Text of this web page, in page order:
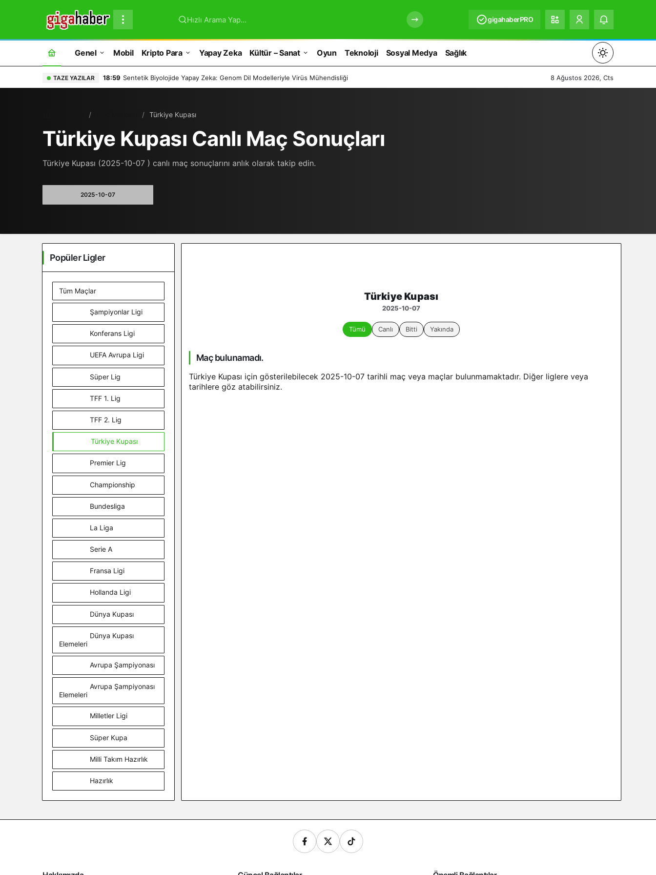
Hızlı Arama Yap... gigahaberPRO
Genel Mobil Kripto Para Yapay Zeka Kültür – Sanat Oyun Teknoloji Sosyal Medya Sağlık
Mod
değiştir
TAZE YAZILAR 18:59 Sentetik Biyolojide Yapay Zeka: Genom Dil Modelleriyle Virüs Mühendisliği 8 Ağustos 2026, Cts
Türkiye Kupası
Türkiye Kupası Canlı Maç Sonuçları
Türkiye Kupası (2025-10-07 ) canlı maç sonuçlarını anlık olarak takip edin.
Popüler Ligler
Tüm Maçlar
Şampiyonlar Ligi
Konferans Ligi
UEFA Avrupa Ligi
Süper Lig
TFF 1. Lig
TFF 2. Lig
Türkiye Kupası
Premier Lig
Championship
Bundesliga
La Liga
Serie A
Fransa Ligi
Hollanda Ligi
Dünya Kupası
Dünya Kupası
Elemeleri
Avrupa Şampiyonası
Avrupa Şampiyonası
Elemeleri
Milletler Ligi
Süper Kupa
Milli Takım Hazırlık
Hazırlık
Türkiye Kupası
2025-10-07
Tümü Canlı Bitti Yakında
Maç bulunamadı.
Türkiye Kupası için gösterilebilecek 2025-10-07 tarihli maç veya maçlar bulunmamaktadır. Diğer liglere veya
tarihlere göz atabilirsiniz.